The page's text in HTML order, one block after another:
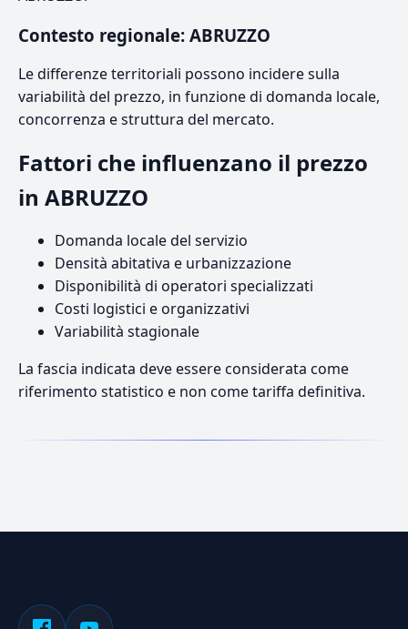
Contesto regionale: ABRUZZO
Le differenze territoriali possono incidere sulla
variabilità del prezzo, in funzione di domanda locale,
concorrenza e struttura del mercato.
Fattori che influenzano il prezzo
in ABRUZZO
Domanda locale del servizio
Densità abitativa e urbanizzazione
Disponibilità di operatori specializzati
Costi logistici e organizzativi
Variabilità stagionale
La fascia indicata deve essere considerata come
riferimento statistico e non come tariffa definitiva.